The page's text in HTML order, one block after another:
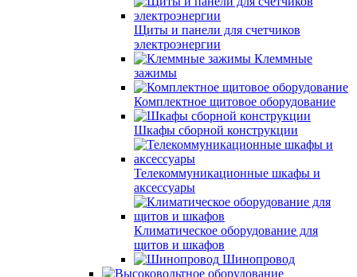
Щиты и панели для счетчиков
электроэнергии
Клеммные
зажимы
Комплектное щитовое оборудование
Шкафы сборной конструкции
Телекоммуникационные шкафы и
аксессуары
Климатическое оборудование для
щитов и шкафов
Шинопровод